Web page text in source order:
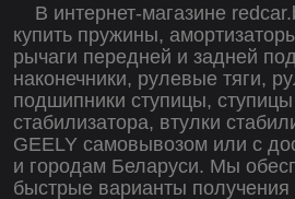
В интернет-магазине
купить пружины,
рычаги передней и задней
наконечники, рулевые тяги,
подшипники ступицы, ступицы
стабилизатора, втулки
GEELY самовывозом или с
и городам Беларуси. Мы
быстрые варианты получения